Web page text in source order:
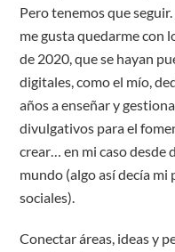
Pero tenemos que
me gusta quedarme con
de 2020, que se hayan
digitales, como el mío,
años a enseñar y
divulgativos para el
crear… en mi caso desde
mundo (algo así decía mi
sociales).
Conectar áreas, ideas y